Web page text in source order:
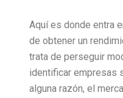
Aquí es donde entra
de obtener un
trata de perseguir
identificar empresas
alguna razón, el